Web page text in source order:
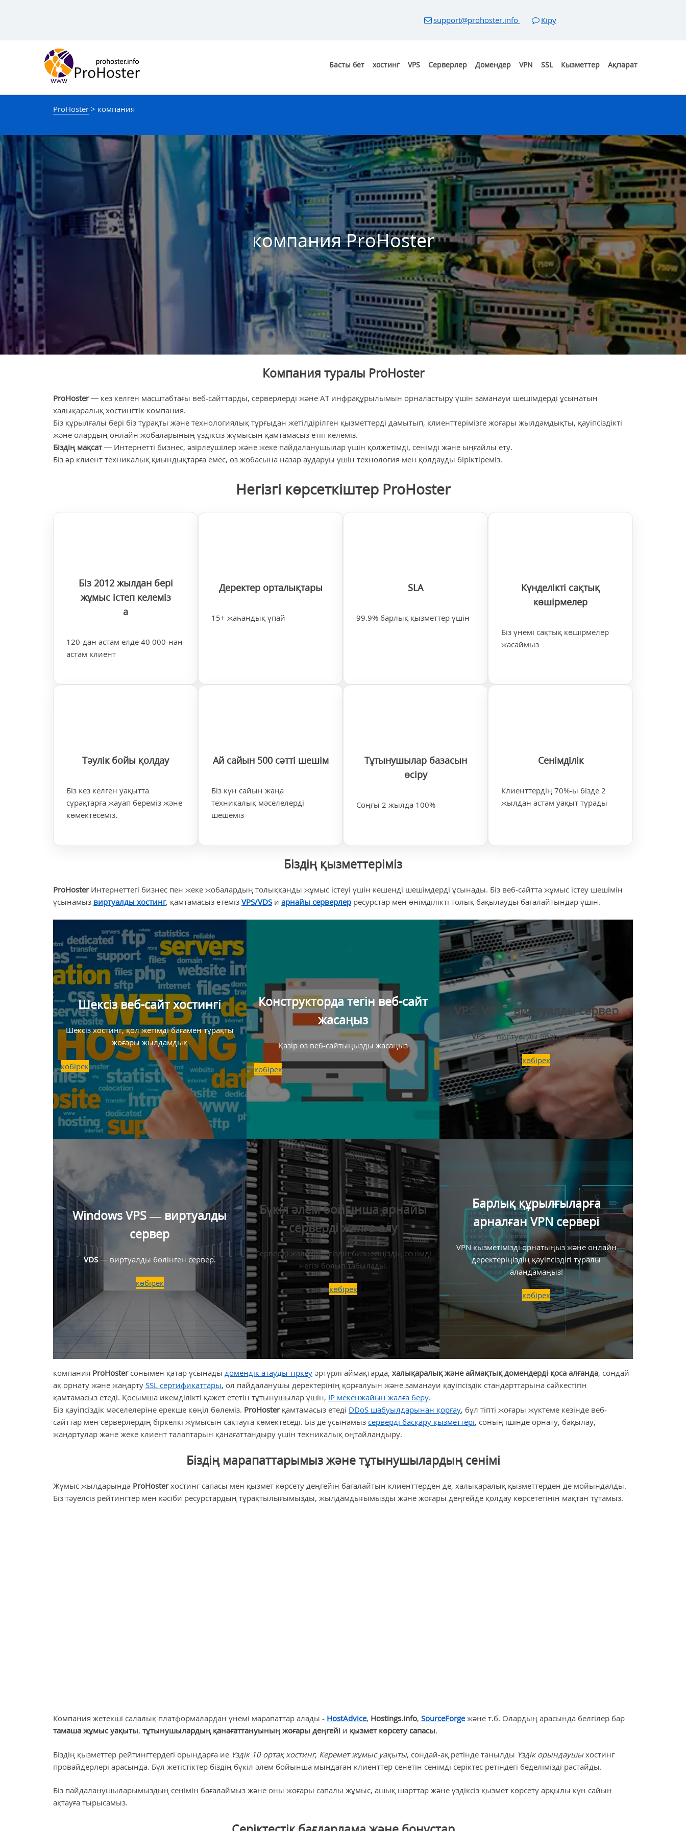
support@prohoster.info Кіру
Басты бет хостинг VPS Серверлер Домендер VPN SSL Кызметтер Ақпарат
ProHoster > компания
компания ProHoster
Компания туралы ProHoster
ProHoster— кез келген масштабтағы веб-сайттарды, серверлерді және АТ инфрақұрылымын орналастыру үшін заманауи шешімдерді ұсынатын
халықаралық хостингтік компания.
Біз құрылғалы бері біз тұрақты және технологиялық тұрғыдан жетілдірілген қызметтерді дамытып, клиенттерімізге жоғары жылдамдықты, қауіпсіздікті
және олардың онлайн жобаларының үздіксіз жұмысын қамтамасыз етіп келеміз.
Біздің мақсат— Интернетті бизнес, әзірлеушілер және жеке пайдаланушылар үшін қолжетімді, сенімді және ыңғайлы ету.
Біз әр клиент техникалық қиындықтарға емес, өз жобасына назар аударуы үшін технология мен қолдауды біріктіреміз.
Негізгі көрсеткіштер ProHoster
Біз 2012 жылдан бері
жұмыс істеп келеміз
а
120-дан астам елде 40 000-нан
астам клиент
Деректер орталықтары
15+ жаһандық ұпай
SLA
99.9% барлық қызметтер үшін
Күнделікті сақтық
көшірмелер
Біз үнемі сақтық көшірмелер
жасаймыз
Тәулік бойы қолдау
Біз кез келген уақытта
сұрақтарға жауап береміз және
көмектесеміз.
Ай сайын 500 сәтті шешім
Біз күн сайын жаңа
техникалық мәселелерді
шешеміз
Тұтынушылар базасын
өсіру
Соңғы 2 жылда 100%
Сенімділік
Клиенттердің 70%-ы бізде 2
жылдан астам уақыт тұрады
Біздің қызметтеріміз
ProHosterИнтернеттегі бизнес пен жеке жобалардың толыққанды жұмыс істеуі үшін кешенді шешімдерді ұсынады. Біз веб-сайтта жұмыс істеу шешімін
ұсынамыз виртуалды хостинг, қамтамасыз етеміз VPS/VDS и арнайы серверлер ресурстар мен өнімділікті толық бақылауды бағалайтындар үшін.
Шексіз веб-сайт хостингі
Шексіз хостинг, қол жетімді бағамен тұрақты
жоғары жылдамдық
көбірек
Конструкторда тегін веб-сайт
жасаңыз
Қазір өз веб-сайтыңызды жасаңыз
көбірек
VPS, VDS - виртуалды сервер
VPS— виртуалды бөлінген сервер
көбірек
Windows VPS — виртуалды
сервер
VDS— виртуалды бөлінген сервер.
көбірек
Бүкіл әлем бойынша арнайы
серверді жалға алу
Серверді жалға алу сіздің бизнесіңіздің сенімді
негізі болып табылады.
көбірек
Барлық құрылғыларға
арналған VPN сервері
VPN қызметімізді орнатыңыз және онлайн
деректеріңіздің қауіпсіздігі туралы
алаңдамаңыз!
көбірек
компания ProHosterсонымен қатар ұсынады домендік атауды тіркеу әртүрлі аймақтарда, халықаралық және аймақтық домендерді қоса алғанда, сондай-
ақ орнату және жаңарту SSL сертификаттары, ол пайдаланушы деректерінің қорғалуын және заманауи қауіпсіздік стандарттарына сәйкестігін
қамтамасыз етеді. Қосымша икемділікті қажет ететін тұтынушылар үшін, IP мекенжайын жалға беру.
Біз қауіпсіздік мәселелеріне ерекше көңіл бөлеміз. ProHosterқамтамасыз етеді DDoS шабуылдарынан қорғау, бұл тіпті жоғары жүктеме кезінде веб-
сайттар мен серверлердің біркелкі жұмысын сақтауға көмектеседі. Біз де ұсынамыз серверді басқару қызметтері, соның ішінде орнату, бақылау,
жаңартулар және жеке клиент талаптарын қанағаттандыру үшін техникалық оңтайландыру.
Біздің марапаттарымыз және тұтынушылардың сенімі
Жұмыс жылдарында ProHosterхостинг сапасы мен қызмет көрсету деңгейін бағалайтын клиенттерден де, халықаралық қызметтерден де мойындалды.
Біз тәуелсіз рейтингтер мен кәсіби ресурстардың тұрақтылығымызды, жылдамдығымызды және жоғары деңгейде қолдау көрсететінін мақтан тұтамыз.
Компания жетекші салалық платформалардан үнемі марапаттар алады - HostAdvice, Hostings.info, SourceForgeжәне т.б. Олардың арасында белгілер бар
тамаша жұмыс уақыты, тұтынушылардың қанағаттануының жоғары деңгейі и қызмет көрсету сапасы.
Біздің қызметтер рейтингтердегі орындарға ие Үздік 10 ортақ хостинг, Керемет жұмыс уақыты, сондай-ақ ретінде танылды Үздік орындаушыхостинг
провайдерлері арасында. Бұл жетістіктер біздің бүкіл әлем бойынша мыңдаған клиенттер сенетін сенімді серіктес ретіндегі беделімізді растайды.
Біз пайдаланушыларымыздың сенімін бағалаймыз және оны жоғары сапалы жұмыс, ашық шарттар және үздіксіз қызмет көрсету арқылы күн сайын
ақтауға тырысамыз.